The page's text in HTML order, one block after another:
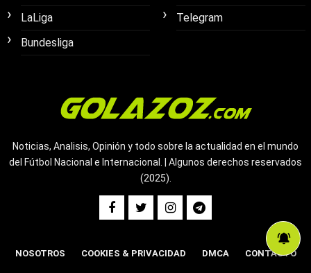
LaLiga
Bundesliga
Telegram
Noticias, Analisis, Opinión y todo sobre la actualidad en el mundo
del Fútbol Nacional e Internacional. | Algunos derechos reservados
(2025).
NOSOTROS COOKIES & PRIVACIDAD DMCA CONTACTO